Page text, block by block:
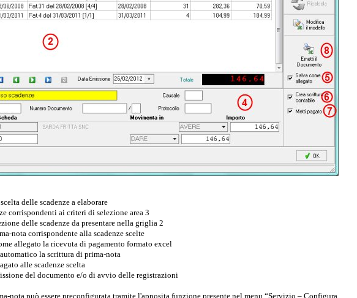
delle scadenze a elaborare
corrispondenti ai criteri di selezione area 3
delle scadenze da presentare nella griglia 2
nota corrispondente alla scadenze scelte
allegato la ricevuta di pagamento formato excel
la scrittura di prima-nota
alle scadenze scelta
del documento e/o di avvio delle registrazioni
nota può essere preconfigurata tramite l'apposita funzione presente nel menu “Servizio – Configura